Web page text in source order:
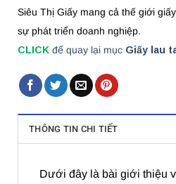
Siêu Thị Giấy mang cả thế giới
sự phát triển doanh nghiệp.
CLICK để quay lại mục Giấy lau
THÔNG TIN CHI TIẾT
Dưới đây là bài giới thiệu